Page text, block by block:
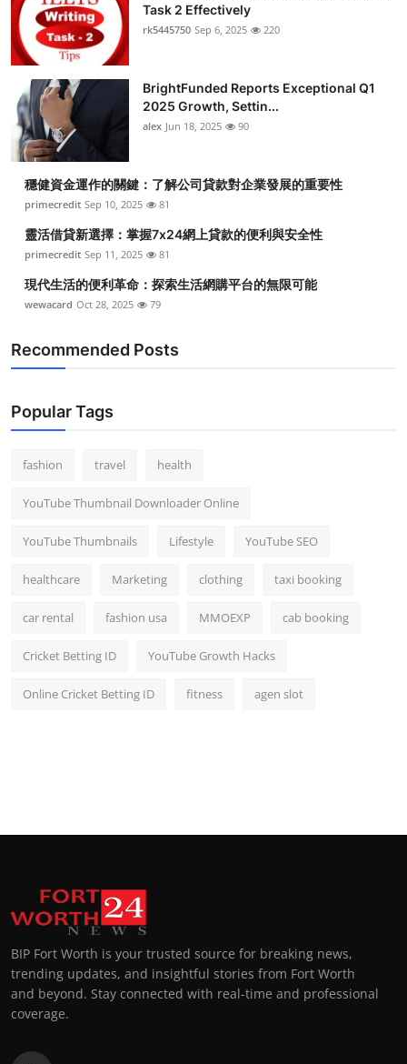
Task 2 Effectively
rk5445750 Sep 6, 2025 220
BrightFunded Reports Exceptional Q1
2025 Growth, Settin...
alex Jun 18, 2025 90
穩健資金運作的關鍵：了解公司貸款對企業發展的重要性
primecredit Sep 10, 2025 81
靈活借貸新選擇：掌握7x24網上貸款的便利與安全性
primecredit Sep 11, 2025 81
現代生活的便利革命：探索生活網購平台的無限可能
wewacard Oct 28, 2025 79
Recommended Posts
Popular Tags
fashion travel health
YouTube Thumbnail Downloader Online
YouTube Thumbnails Lifestyle YouTube SEO
healthcare Marketing clothing taxi booking
car rental fashion usa MMOEXP cab booking
Cricket Betting ID YouTube Growth Hacks
Online Cricket Betting ID fitness agen slot
BIP Fort Worth is your trusted source for breaking news,
trending updates, and insightful stories from Fort Worth
and beyond. Stay connected with real-time and professional
coverage.